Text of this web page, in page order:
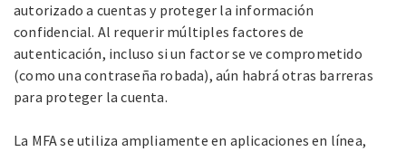
autorizado a cuentas y proteger la información
confidencial. Al requerir múltiples factores de
autenticación, incluso si un factor se ve comprometido
(como una contraseña robada), aún habrá otras barreras
para proteger la cuenta.
La MFA se utiliza ampliamente en aplicaciones en línea,